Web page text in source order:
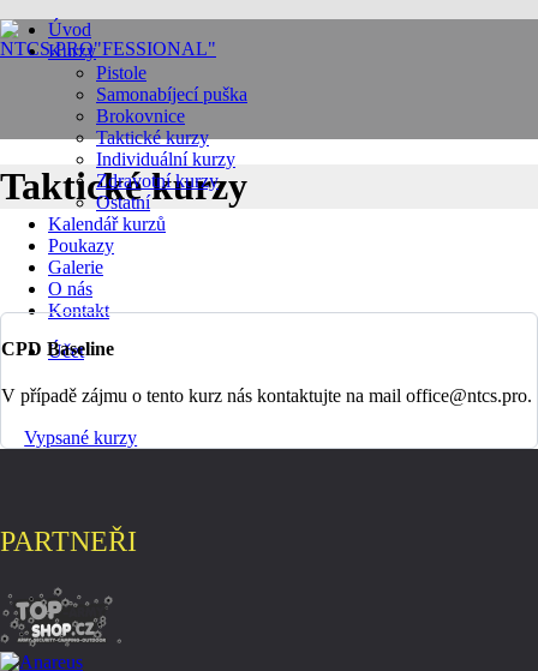
Úvod
Kurzy
Pistole
Samonabíjecí puška
Brokovnice
Taktické kurzy
Individuální kurzy
Zdravotní kurzy
Ostatní
Kalendář kurzů
Poukazy
Galerie
O nás
Kontakt
Účet
Taktické kurzy
CPD Baseline
V případě zájmu o tento kurz nás kontaktujte na mail office@ntcs.pro.
Vypsané kurzy
PARTNEŘI